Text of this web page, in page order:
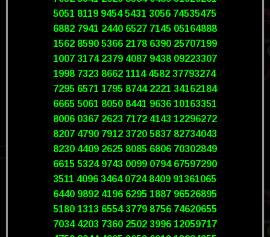
5051 8119 9454 5431 3056 74535475
6882 7941 2440 6527 7145 05164888
1562 8590 5366 2178 6390 25707199
1007 3174 2379 4087 9438 09223307
1998 7323 8662 1114 4582 37793274
7295 6571 1795 8744 2221 34162184
6665 5061 8050 8441 9636 10163351
8006 0367 2623 7172 4143 12296272
8207 4790 7912 3720 5837 82734043
8230 4409 2625 8085 6806 70302849
6615 5324 9743 0099 0794 67597290
3511 4096 3464 0724 8409 91361065
6440 9892 4196 6295 1887 96526895
5180 1313 6554 3779 8756 74620655
7034 4203 7360 2502 3996 12059717